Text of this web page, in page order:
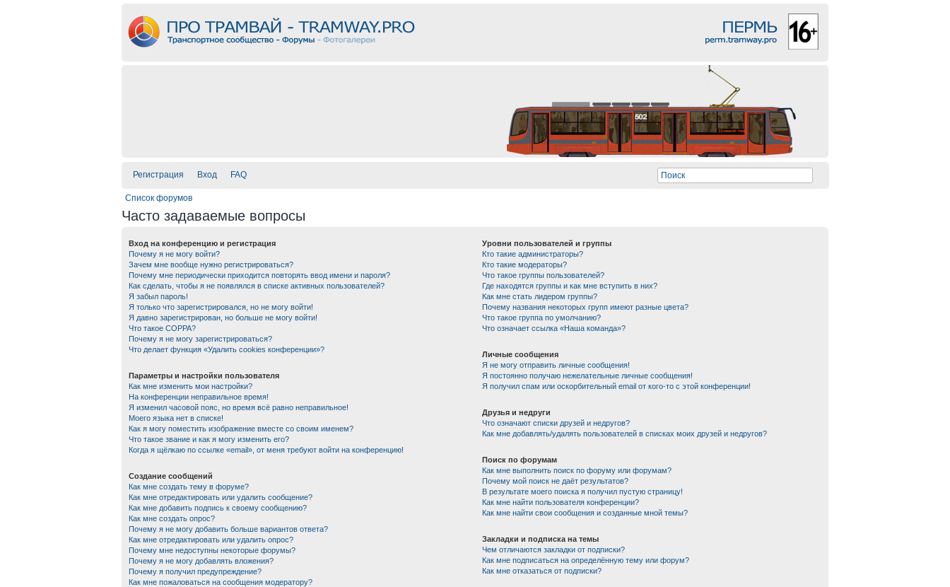
Регистрация Вход FAQ
Список форумов
Часто задаваемые вопросы
Вход на конференцию и регистрация
Почему я не могу войти?
Зачем мне вообще нужно регистрироваться?
Почему мне периодически приходится повторять ввод имени и пароля?
Как сделать, чтобы я не появлялся в списке активных пользователей?
Я забыл пароль!
Я только что зарегистрировался, но не могу войти!
Я давно зарегистрирован, но больше не могу войти!
Что такое COPPA?
Почему я не могу зарегистрироваться?
Что делает функция «Удалить cookies конференции»?
Параметры и настройки пользователя
Как мне изменить мои настройки?
На конференции неправильное время!
Я изменил часовой пояс, но время всё равно неправильное!
Моего языка нет в списке!
Как я могу поместить изображение вместе со своим именем?
Что такое звание и как я могу изменить его?
Когда я щёлкаю по ссылке «email», от меня требуют войти на конференцию!
Создание сообщений
Как мне создать тему в форуме?
Как мне отредактировать или удалить сообщение?
Как мне добавить подпись к своему сообщению?
Как мне создать опрос?
Почему я не могу добавить больше вариантов ответа?
Как мне отредактировать или удалить опрос?
Почему мне недоступны некоторые форумы?
Почему я не могу добавлять вложения?
Почему я получил предупреждение?
Как мне пожаловаться на сообщения модератору?
Уровни пользователей и группы
Кто такие администраторы?
Кто такие модераторы?
Что такое группы пользователей?
Где находятся группы и как мне вступить в них?
Как мне стать лидером группы?
Почему названия некоторых групп имеют разные цвета?
Что такое группа по умолчанию?
Что означает ссылка «Наша команда»?
Личные сообщения
Я не могу отправить личные сообщения!
Я постоянно получаю нежелательные личные сообщения!
Я получил спам или оскорбительный email от кого-то с этой конференции!
Друзья и недруги
Что означают списки друзей и недругов?
Как мне добавлять/удалять пользователей в списках моих друзей и недругов?
Поиск по форумам
Как мне выполнить поиск по форуму или форумам?
Почему мой поиск не даёт результатов?
В результате моего поиска я получил пустую страницу!
Как мне найти пользователя конференции?
Как мне найти свои сообщения и созданные мной темы?
Закладки и подписка на темы
Чем отличаются закладки от подписки?
Как мне подписаться на определённую тему или форум?
Как мне отказаться от подписки?